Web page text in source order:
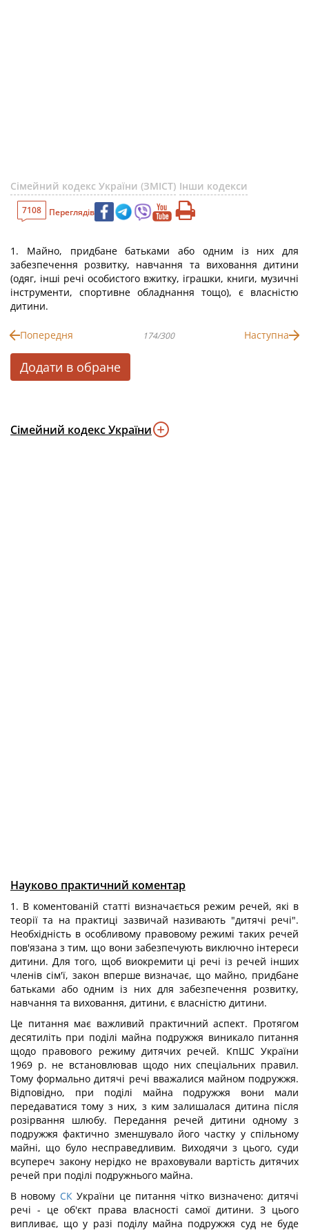
Сімейний кодекс України (ЗМІСТ) Інши кодекси
7108 Переглядів
1. Майно, придбане батьками або одним із них для
забезпечення розвитку, навчання та виховання дитини
(одяг, інші речі особистого вжитку, іграшки, книги, музичні
інструменти, спортивне обладнання тощо), є власністю
дитини.
Попередня 174/300 Наступна
Додати в обране
Сімейний кодекс України
Науково практичний коментар
1. В коментованій статті визначається режим речей, які в
теорії та на практиці зазвичай називають "дитячі речі".
Необхідність в особливому правовому режимі таких речей
пов'язана з тим, що вони забезпечують виключно інтереси
дитини. Для того, щоб виокремити ці речі із речей інших
членів сім'ї, закон вперше визначає, що майно, придбане
батьками або одним із них для забезпечення розвитку,
навчання та виховання, дитини, є власністю дитини.
Це питання має важливий практичний аспект. Протягом
десятиліть при поділі майна подружжя виникало питання
щодо правового режиму дитячих речей. КпШС України
1969 р. не встановлював щодо них спеціальних правил.
Тому формально дитячі речі вважалися майном подружжя.
Відповідно, при поділі майна подружжя вони мали
передаватися тому з них, з ким залишалася дитина після
розірвання шлюбу. Передання речей дитини одному з
подружжя фактично зменшувало його частку у спільному
майні, що було несправедливим. Виходячи з цього, суди
всупереч закону нерідко не враховували вартість дитячих
речей при поділі подружнього майна.
В новому СКУкраїни це питання чітко визначено: дитячі
речі - це об'єкт права власності самої дитини. З цього
випливає, що у разі поділу майна подружжя суд не буде